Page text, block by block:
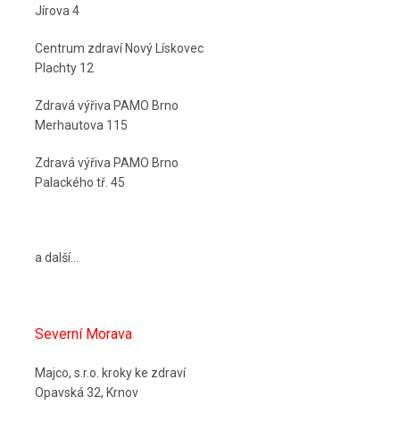
Jírova 4
Centrum zdraví Nový Lískovec
Plachty 12
Zdravá výřiva PAMO Brno
Merhautova 115
Zdravá výřiva PAMO Brno
Palackého tř. 45
a další...
Severní Morava
Majco, s.r.o. kroky ke zdraví
Opavská 32, Krnov